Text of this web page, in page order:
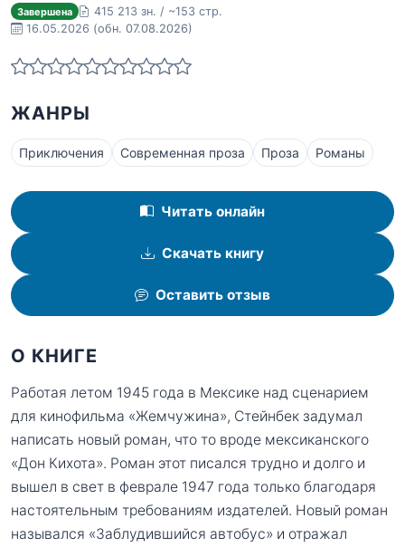
Завершена
415 213 зн. / ~153 стр.
16.05.2026 (обн. 07.08.2026)
ЖАНРЫ
Приключения Современная проза Проза Романы
Читать онлайн
Скачать книгу
Оставить отзыв
О КНИГЕ
Работая летом 1945 года в Мексике над сценарием
для кинофильма «Жемчужина», Стейнбек задумал
написать новый роман, что то вроде мексиканского
«Дон Кихота». Роман этот писался трудно и долго и
вышел в свет в феврале 1947 года только благодаря
настоятельным требованиям издателей. Новый роман
назывался «Заблудившийся автобус» и отражал